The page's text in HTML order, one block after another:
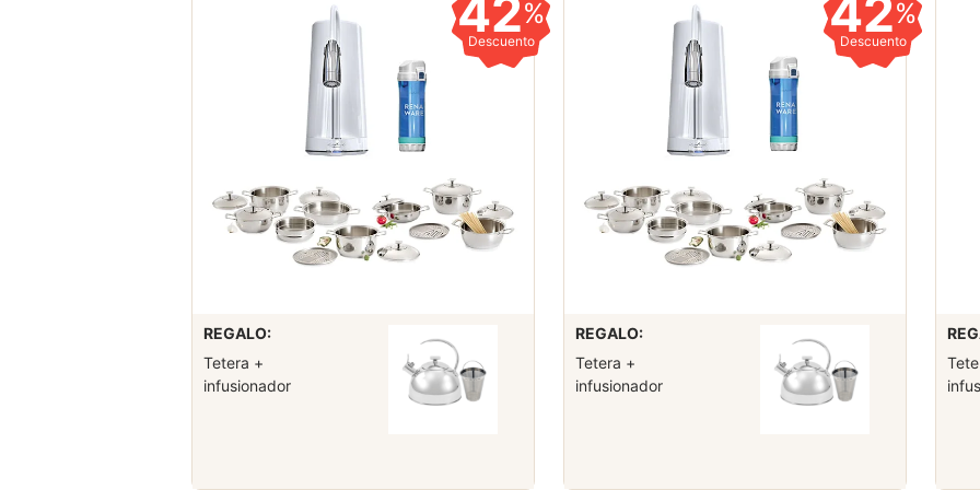
42%
Descuento
REGALO:
Tetera +
infusionador
42%
Descuento
REGALO:
Tetera +
infusionador